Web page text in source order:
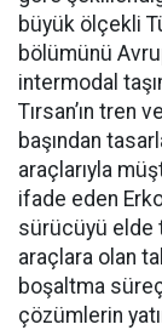
büyük ölçekli
bölümü­nü
intermodal
Tırsan’ın tren
başından
araçlarıyla
ifade eden
sürücüyü el­de
araçlara olan
boşaltma
çözümlerin